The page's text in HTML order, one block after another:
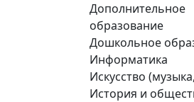
Дополнительное
образование
Дошкольное
Информатика
Искусство
История и